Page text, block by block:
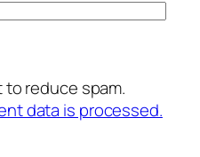
reduce spam.
data is processed.